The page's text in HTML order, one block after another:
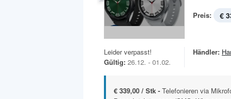
Preis: €
Leider verpasst!
Gültig: 26.12. - 01.02.
Händler:
€ 339,00 / Stk - Telefonieren via